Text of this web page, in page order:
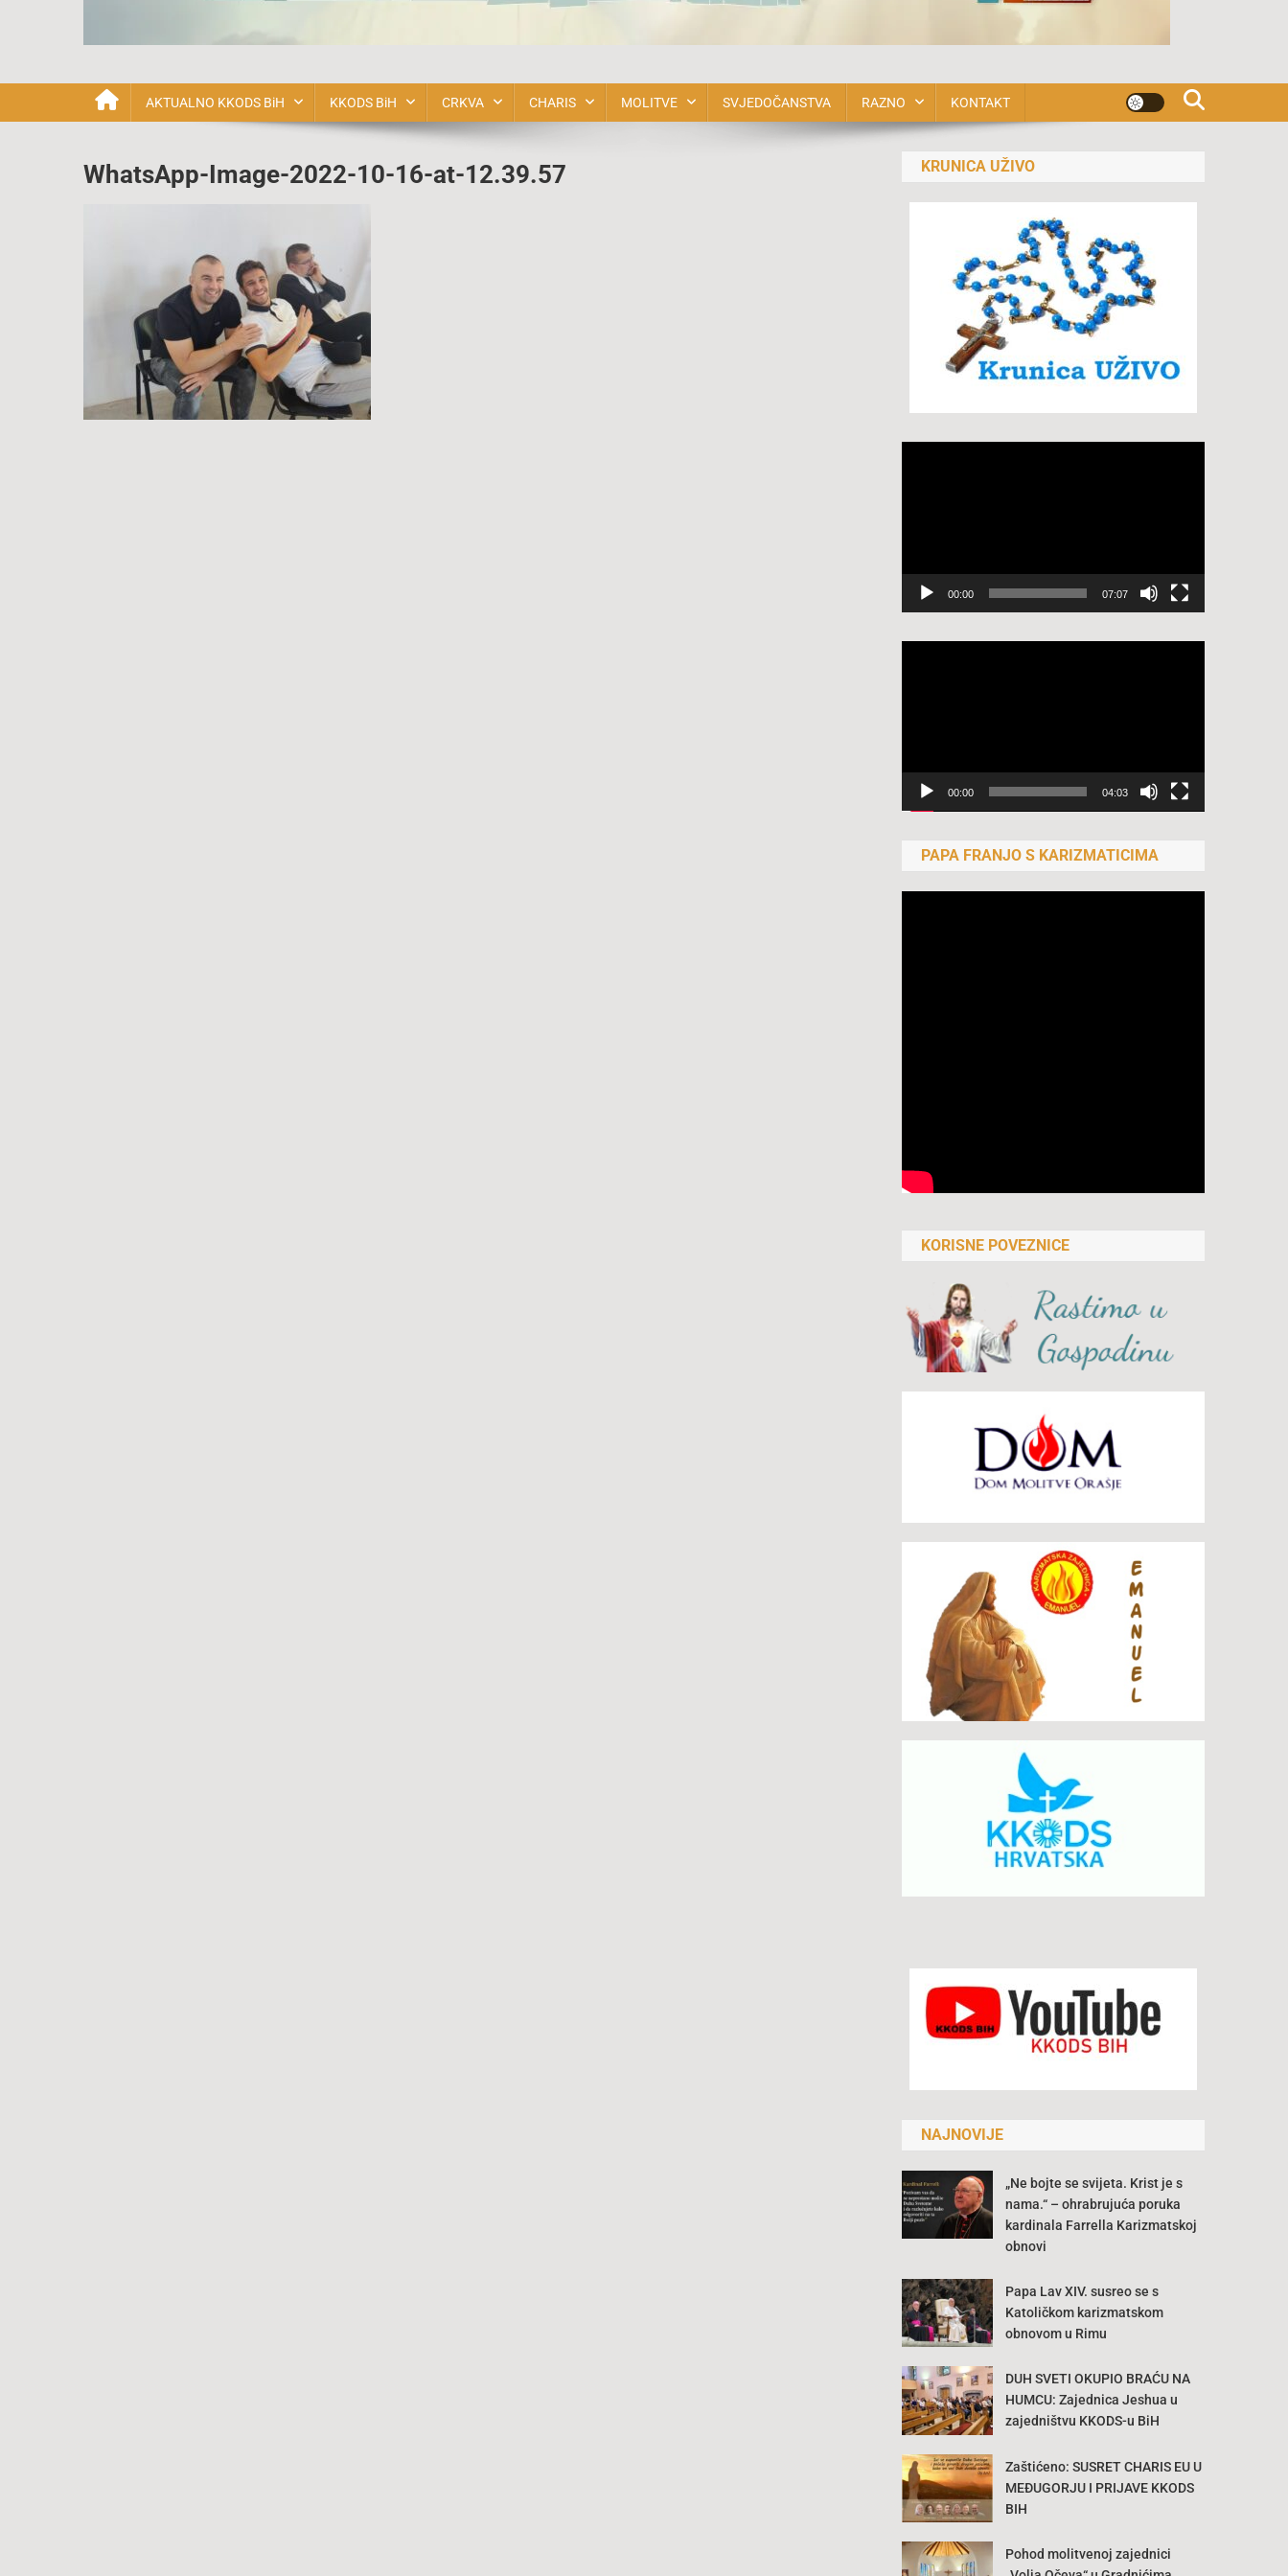
AKTUALNO KKODS BiH KKODS BiH CRKVA CHARIS MOLITVE SVJEDOČANSTVA RAZNO KONTAKT
WhatsApp-Image-2022-10-16-at-12.39.57 KRUNICA UŽIVO
00:00 07:07
00:00 04:03
PAPA FRANJO S KARIZMATICIMA
KORISNE POVEZNICE
NAJNOVIJE
„Ne bojte se svijeta. Krist je s
nama.“ – ohrabrujuća poruka
kardinala Farrella Karizmatskoj
obnovi
Papa Lav XIV. susreo se s
Katoličkom karizmatskom
obnovom u Rimu
DUH SVETI OKUPIO BRAĆU NA
HUMCU: Zajednica Jeshua u
zajedništvu KKODS-u BiH
Zaštićeno: SUSRET CHARIS EU U
MEĐUGORJU I PRIJAVE KKODS
BIH
Pohod molitvenoj zajednici